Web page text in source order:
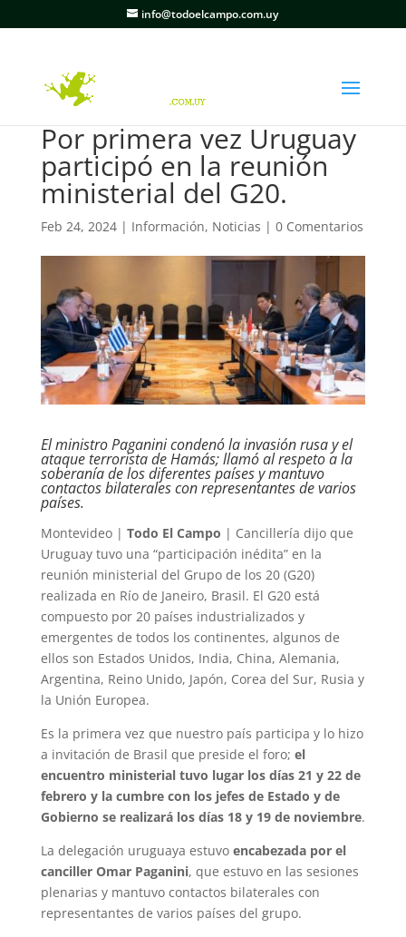
info@todoelcampo.com.uy
Por primera vez Uruguay
participó en la reunión
ministerial del G20.
Feb 24, 2024| Información, Noticias | 0 Comentarios
El ministro Paganini condenó la invasión rusa y el
ataque terrorista de Hamás; llamó al respeto a la
soberanía de los diferentes países y mantuvo
contactos bilaterales con representantes de varios
países.
Montevideo | Todo El Campo | Cancillería dijo que
Uruguay tuvo una “participación inédita” en la
reunión ministerial del Grupo de los 20 (G20)
realizada en Río de Janeiro, Brasil. El G20 está
compuesto por 20 países industrializados y
emergentes de todos los continentes, algunos de
ellos son Estados Unidos, India, China, Alemania,
Argentina, Reino Unido, Japón, Corea del Sur, Rusia y
la Unión Europea.
Es la primera vez que nuestro país participa y lo hizo
a invitación de Brasil que preside el foro; el
encuentro ministerial tuvo lugar los días 21 y 22 de
febrero y la cumbre con los jefes de Estado y de
Gobierno se realizará los días 18 y 19 de noviembre.
La delegación uruguaya estuvo encabezada por el
canciller Omar Paganini, que estuvo en las sesiones
plenarias y mantuvo contactos bilaterales con
representantes de varios países del grupo.